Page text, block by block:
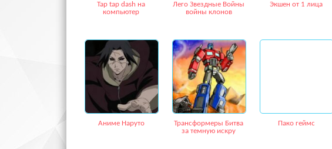
Tap tap dash на
компьютер
Лего Звездные Войны
войны клонов
Экшен от 1 лица
Аниме Наруто
Трансформеры Битва
за темную искру
Пако геймс